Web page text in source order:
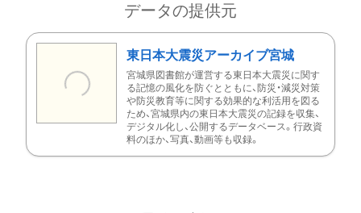
データの提供元
東日本大震災アーカイブ宮城
宮城県図書館が運営する東日本大震災に関す
る記憶の風化を防ぐとともに、防災・減災対策
や防災教育等に関する効果的な利活用を図る
ため、宮城県内の東日本大震災の記録を収集、
デジタル化し、公開するデータベース。行政資
料のほか、写真、動画等も収録。